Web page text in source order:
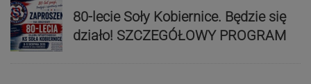
80-lecie Soły Kobiernice. Będzie się
działo! SZCZEGÓŁOWY PROGRAM